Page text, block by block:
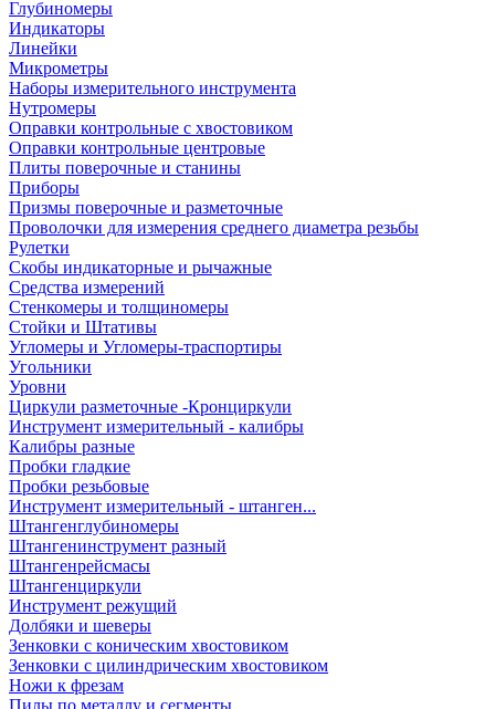
Глубиномеры
Индикаторы
Линейки
Микрометры
Наборы измерительного инструмента
Нутромеры
Оправки контрольные с хвостовиком
Оправки контрольные центровые
Плиты поверочные и станины
Приборы
Призмы поверочные и разметочные
Проволочки для измерения среднего диаметра резьбы
Рулетки
Скобы индикаторные и рычажные
Средства измерений
Стенкомеры и толщиномеры
Стойки и Штативы
Угломеры и Угломеры-траспортиры
Угольники
Уровни
Циркули разметочные -Кронциркули
Инструмент измерительный - калибры
Калибры разные
Пробки гладкие
Пробки резьбовые
Инструмент измерительный - штанген...
Штангенглубиномеры
Штангенинструмент разный
Штангенрейсмасы
Штангенциркули
Инструмент режущий
Долбяки и шеверы
Зенковки с коническим хвостовиком
Зенковки с цилиндрическим хвостовиком
Ножи к фрезам
Пилы по металлу и сегменты